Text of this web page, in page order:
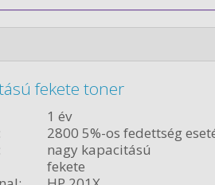
fekete toner
1 év
2800 5%-os fedettség
nagy kapacitású
fekete